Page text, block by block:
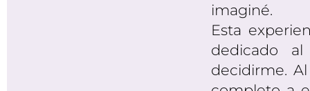
imaginé.
Esta
dedicado
decidirme.